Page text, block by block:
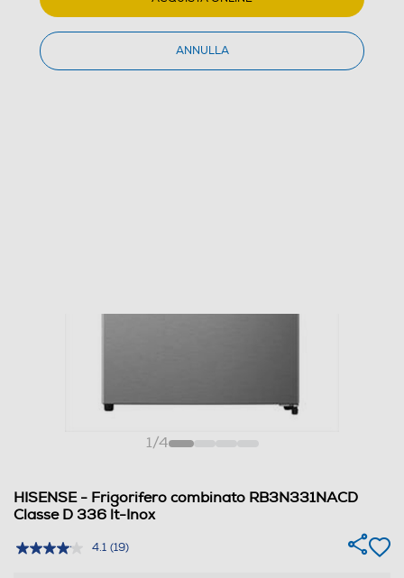
1/4
HISENSE - Frigorifero combinato RB3N331NACD
Classe D 336 lt-Inox
4.1 (19)
ANNULLA